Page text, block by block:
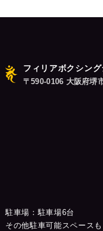
フィリアボクシング
〒590-0106 大阪府堺
駐車場：駐車場6台
その他駐車可能スペース